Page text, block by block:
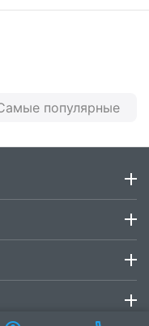
популярные